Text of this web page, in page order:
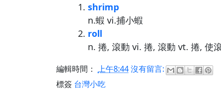
shrimp
n.蝦 vi.捕小蝦
roll
n. 捲, 滾動 vi. 捲, 滾動 vt. 捲, 使
編輯時間： 上午8:44沒有留言:
標簽 台灣小吃